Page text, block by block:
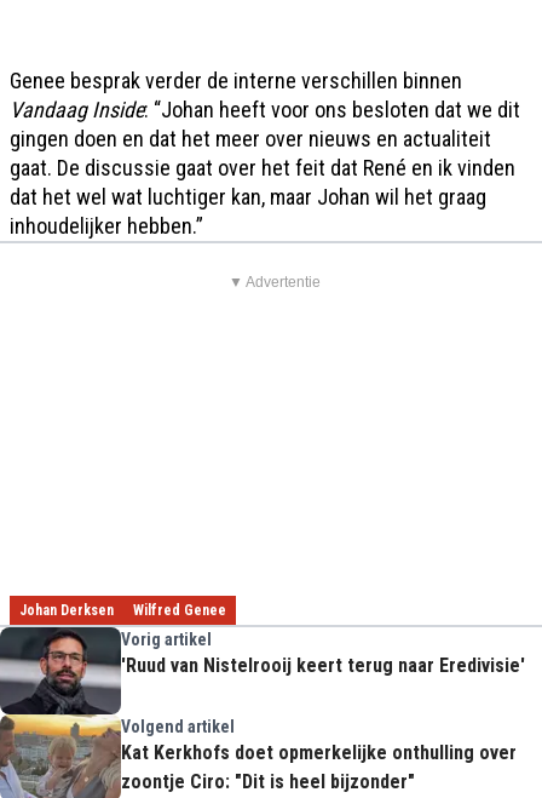
Genee besprak verder de interne verschillen binnen
Vandaag Inside: “Johan heeft voor ons besloten dat we dit
gingen doen en dat het meer over nieuws en actualiteit
gaat. De discussie gaat over het feit dat René en ik vinden
dat het wel wat luchtiger kan, maar Johan wil het graag
inhoudelijker hebben.”
▼ Advertentie
Johan Derksen Wilfred Genee
Vorig artikel
'Ruud van Nistelrooij keert terug naar Eredivisie'
Volgend artikel
Kat Kerkhofs doet opmerkelijke onthulling over
zoontje Ciro: "Dit is heel bijzonder"